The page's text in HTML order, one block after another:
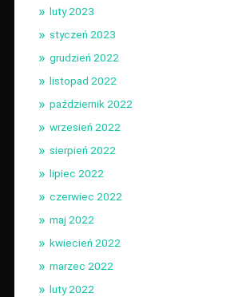
luty 2023
styczeń 2023
grudzień 2022
listopad 2022
październik 2022
wrzesień 2022
sierpień 2022
lipiec 2022
czerwiec 2022
maj 2022
kwiecień 2022
marzec 2022
luty 2022